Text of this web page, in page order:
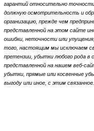
гарантий относительно
должную осмотрительность и
организацию, прежде чем
представленной на этом сайте
ошибки, неточности или
того, настоящим мы исключаем
претензии, убытки любого рода в
представленной на нашем веб-
убытки, прямые или косвенные
выгоду или иное, с этим связанное.